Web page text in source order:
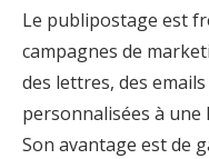
Le publipostage est
campagnes de
des lettres, des
personnalisées à une
Son avantage est de